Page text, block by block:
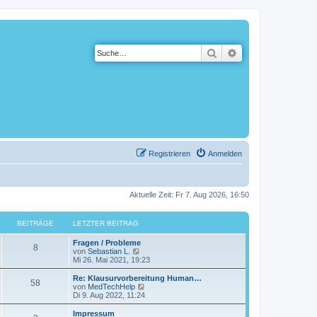
Suche
Anmelden
Registrieren
Aktuelle Zeit: Fr 7. Aug 2026, 16:50
BEITRÄGE LETZTER BEITRAG
8
Fragen / Probleme
von Sebastian L.
e
u
e
s
t
Mi 26. Mai 2021, 19:23
58
Re: Klausurvorbereitung Human…
von MedTechHelp
u
Di 9. Aug 2022, 11:24
Impressum